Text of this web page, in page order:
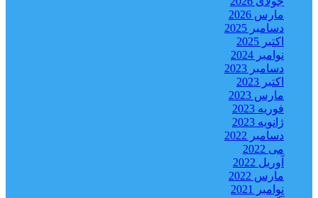
مارس 2026
دسامبر 2025
اکتبر 2025
نوامبر 2024
دسامبر 2023
اکتبر 2023
مارس 2023
فوریه 2023
ژانویه 2023
دسامبر 2022
می 2022
آوریل 2022
مارس 2022
نوامبر 2021